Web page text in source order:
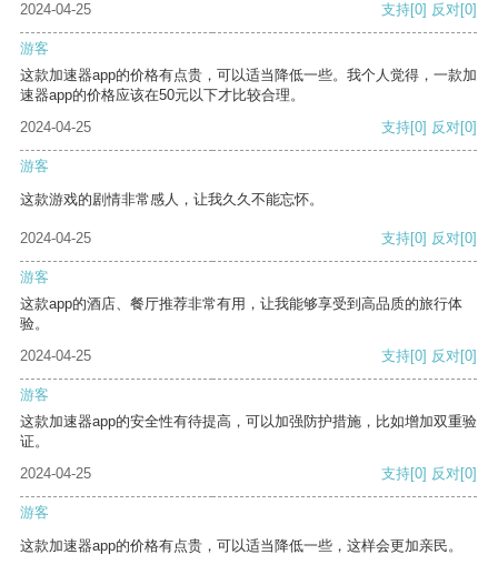
2024-04-25 支持[0] 反对[0]
游客
这款加速器app的价格有点贵，可以适当降低一些。我个人觉得，一款加
速器app的价格应该在50元以下才比较合理。
2024-04-25
支持[0] 反对[0]
游客
这款游戏的剧情非常感人，让我久久不能忘怀。
2024-04-25 支持[0] 反对[0]
游客
这款app的酒店、餐厅推荐非常有用，让我能够享受到高品质的旅行体
验。
2024-04-25
支持[0] 反对[0]
游客
这款加速器app的安全性有待提高，可以加强防护措施，比如增加双重验
证。
2024-04-25
支持[0] 反对[0]
游客
这款加速器app的价格有点贵，可以适当降低一些，这样会更加亲民。